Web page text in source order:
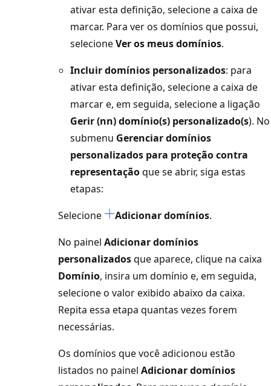
ativar esta definição, selecione a caixa de
marcar. Para ver os domínios que possui,
selecioneVer os meus domínios.
Incluir domínios personalizados: para
ativar esta definição, selecione a caixa de
marcar e, em seguida, selecione a ligação
Gerir (nn) domínio(s) personalizado(s). No
submenu Gerenciar domínios
personalizados para proteção contra
representaçãoque se abrir, siga estas
etapas:
Selecione
Adicionar domínios.
No painel Adicionar domínios
personalizadosque aparece, clique na caixa
Domínio, insira um domínio e, em seguida,
selecione o valor exibido abaixo da caixa.
Repita essa etapa quantas vezes forem
necessárias.
Os domínios que você adicionou estão
listados no painel Adicionar domínios